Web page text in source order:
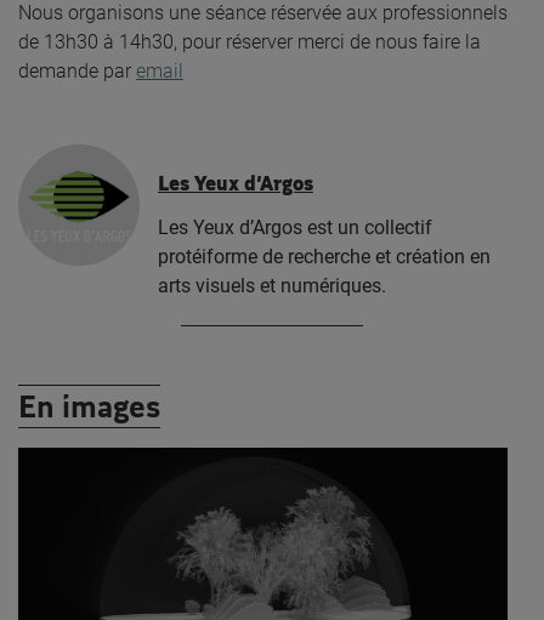
Nous organisons une séance réservée aux professionnels
de 13h30 à 14h30, pour réserver merci de nous faire la
demande par email
Les Yeux d’Argos
Les Yeux d’Argos est un collectif
protéiforme de recherche et création en
arts visuels et numériques.
En images